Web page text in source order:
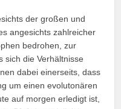
der großen und
angesichts zahlreicher
bedrohen, zur
sich die Verhältnisse
dabei einerseits, dass
um einen evolutonären
auf morgen erledigt ist,